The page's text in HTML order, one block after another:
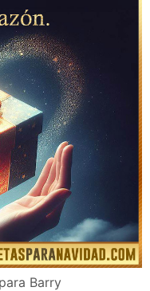
Barry